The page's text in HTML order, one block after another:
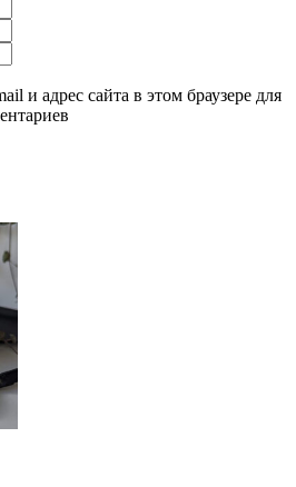
и адрес сайта в этом браузере для